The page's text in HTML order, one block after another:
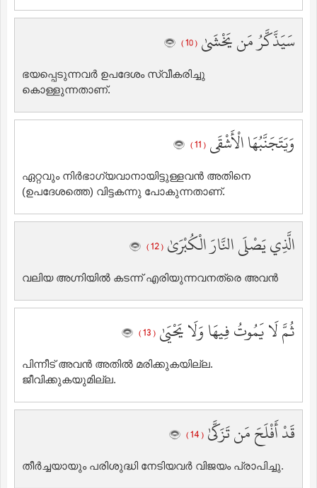
سَيَذَّكَّرُ مَن يَخْشَىٰ ( 10 )
ഭയപ്പെടുന്നവര്‍ ഉപദേശം സ്വീകരിച്ചു
കൊള്ളുന്നതാണ്‌.
وَيَتَجَنَّبُهَا الْأَشْقَى ( 11 )
ഏറ്റവും നിര്‍ഭാഗ്യവാനായിട്ടുള്ളവന്‍ അതിനെ
(ഉപദേശത്തെ) വിട്ടകന്നു പോകുന്നതാണ്‌.
الَّذِي يَصْلَى النَّارَ الْكُبْرَىٰ ( 12 )
വലിയ അഗ്നിയില്‍ കടന്ന് എരിയുന്നവനത്രെ അവന്‍
ثُمَّ لَا يَمُوتُ فِيهَا وَلَا يَحْيَىٰ ( 13 )
പിന്നീട് അവന്‍ അതില്‍ മരിക്കുകയില്ല.
ജീവിക്കുകയുമില്ല.
قَدْ أَفْلَحَ مَن تَزَكَّىٰ ( 14 )
തീര്‍ച്ചയായും പരിശുദ്ധി നേടിയവര്‍ വിജയം പ്രാപിച്ചു.